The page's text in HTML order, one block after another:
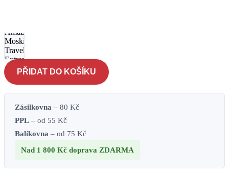
Amazonas
Moskito-
Traveller
Extreme -
černá
množství
PŘIDAT DO KOŠÍKU
Zásilkovna – 80 Kč
PPL – od 55 Kč
Balíkovna – od 75 Kč
Nad 1 800 Kč doprava ZDARMA